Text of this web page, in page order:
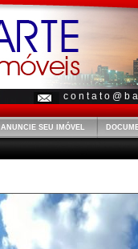
c o n t a t o @ b
ANUNCIE SEU IMÓVEL